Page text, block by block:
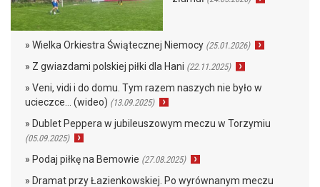
» Wielka Orkiestra Świątecznej Niemocy (25.01.2026)
» Z gwiazdami polskiej piłki dla Hani (22.11.2025)
» Veni, vidi i do domu. Tym razem naszych nie było w
ucieczce… (wideo) (13.09.2025)
» Dublet Peppera w jubileuszowym meczu w Torzymiu
(05.09.2025)
» Podaj piłkę na Bemowie (27.08.2025)
» Dramat przy Łazienkowskiej. Po wyrównanym meczu